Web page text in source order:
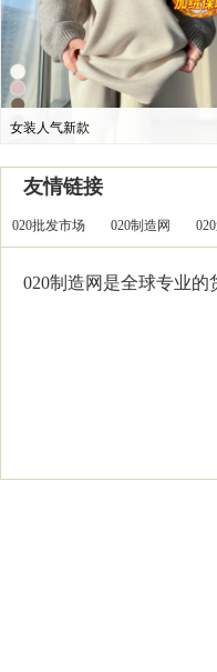
女装人气新款
友情链接
020批发市场 020制造网
020制造网是全球专业